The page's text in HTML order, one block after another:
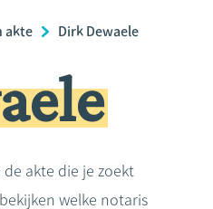
akte Dirk Dewaele
akte die je zoekt
welke notaris